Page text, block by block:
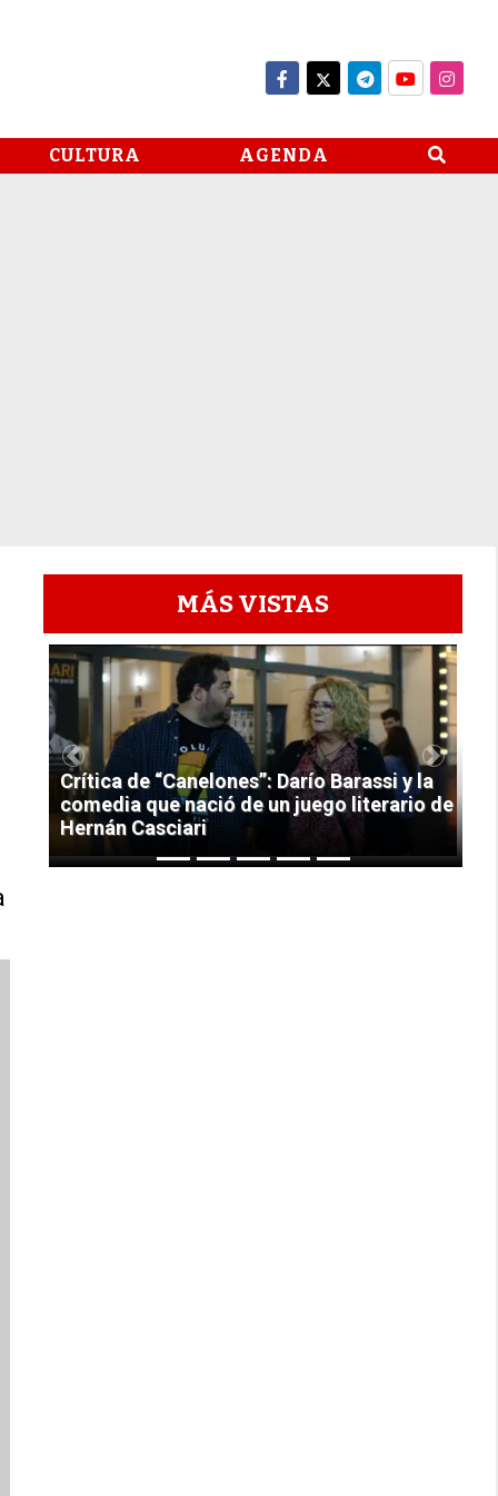
CULTURA AGENDA
MÁS VISTAS
1
Crítica de “Canelones”: Darío Barassi y la
comedia que nació de un juego literario de
Hernán Casciari
Previous Next